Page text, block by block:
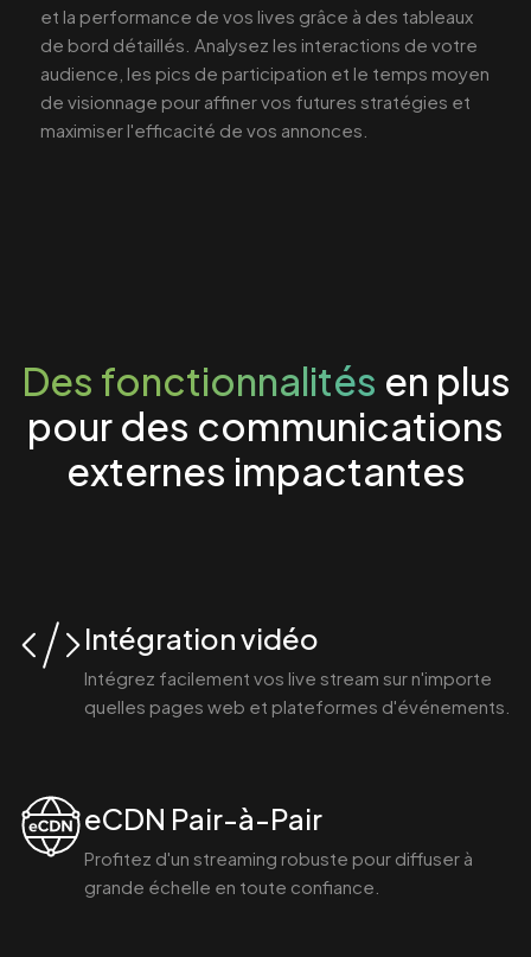
et la performance de vos lives grâce à des tableaux
de bord détaillés. Analysez les interactions de votre
audience, les pics de participation et le temps moyen
de visionnage pour affiner vos futures stratégies et
maximiser l'efficacité de vos annonces.
Des fonctionnalités en plus
pour des communications
externes impactantes
Intégration vidéo
Intégrez facilement vos live stream sur n'importe
quelles pages web et plateformes d'événements.
eCDN Pair-à-Pair
Profitez d'un streaming robuste pour diffuser à
grande échelle en toute confiance.